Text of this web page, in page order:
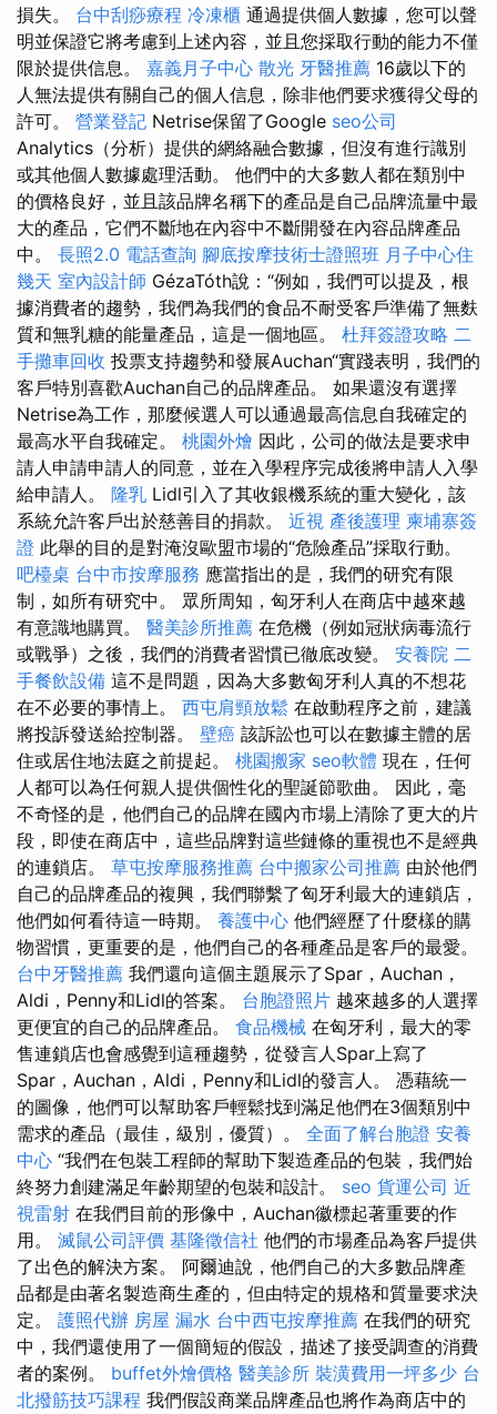
損失。 台中刮痧療程 冷凍櫃 通過提供個人數據，您可以聲
明並保證它將考慮到上述內容，並且您採取行動的能力不僅
限於提供信息。 嘉義月子中心 散光 牙醫推薦 16歲以下的
人無法提供有關自己的個人信息，除非他們要求獲得父母的
許可。 營業登記 Netrise保留了Google seo公司
Analytics（分析）提供的網絡融合數據，但沒有進行識別
或其他個人數據處理活動。 他們中的大多數人都在類別中
的價格良好，並且該品牌名稱下的產品是自己品牌流量中最
大的產品，它們不斷地在內容中不斷開發在內容品牌產品
中。 長照2.0 電話查詢 腳底按摩技術士證照班 月子中心住
幾天 室內設計師 GézaTóth說：“例如，我們可以提及，根
據消費者的趨勢，我們為我們的食品不耐受客戶準備了無麩
質和無乳糖的能量產品，這是一個地區。 杜拜簽證攻略 二
手攤車回收 投票支持趨勢和發展Auchan“實踐表明，我們的
客戶特別喜歡Auchan自己的品牌產品。 如果還沒有選擇
Netrise為工作，那麼候選人可以通過最高信息自我確定的
最高水平自我確定。 桃園外燴 因此，公司的做法是要求申
請人申請申請人的同意，並在入學程序完成後將申請人入學
給申請人。 隆乳 Lidl引入了其收銀機系統的重大變化，該
系統允許客戶出於慈善目的捐款。 近視 產後護理 柬埔寨簽
證 此舉的目的是對淹沒歐盟市場的“危險產品”採取行動。
吧檯桌 台中市按摩服務 應當指出的是，我們的研究有限
制，如所有研究中。 眾所周知，匈牙利人在商店中越來越
有意識地購買。 醫美診所推薦 在危機（例如冠狀病毒流行
或戰爭）之後，我們的消費者習慣已徹底改變。 安養院 二
手餐飲設備 這不是問題，因為大多數匈牙利人真的不想花
在不必要的事情上。 西屯肩頸放鬆 在啟動程序之前，建議
將投訴發送給控制器。 壁癌 該訴訟也可以在數據主體的居
住或居住地法庭之前提起。 桃園搬家 seo軟體 現在，任何
人都可以為任何親人提供個性化的聖誕節歌曲。 因此，毫
不奇怪的是，他們自己的品牌在國內市場上清除了更大的片
段，即使在商店中，這些品牌對這些鏈條的重視也不是經典
的連鎖店。 草屯按摩服務推薦 台中搬家公司推薦 由於他們
自己的品牌產品的複興，我們聯繫了匈牙利最大的連鎖店，
他們如何看待這一時期。 養護中心 他們經歷了什麼樣的購
物習慣，更重要的是，他們自己的各種產品是客戶的最愛。
台中牙醫推薦 我們還向這個主題展示了Spar，Auchan，
Aldi，Penny和Lidl的答案。 台胞證照片 越來越多的人選擇
更便宜的自己的品牌產品。 食品機械 在匈牙利，最大的零
售連鎖店也會感覺到這種趨勢，從發言人Spar上寫了
Spar，Auchan，Aldi，Penny和Lidl的發言人。 憑藉統一
的圖像，他們可以幫助客戶輕鬆找到滿足他們在3個類別中
需求的產品（最佳，級別，優質）。 全面了解台胞證 安養
中心 “我們在包裝工程師的幫助下製造產品的包裝，我們始
終努力創建滿足年齡期望的包裝和設計。 seo 貨運公司 近
視雷射 在我們目前的形像中，Auchan徽標起著重要的作
用。 滅鼠公司評價 基隆徵信社 他們的市場產品為客戶提供
了出色的解決方案。 阿爾迪說，他們自己的大多數品牌產
品都是由著名製造商生產的，但由特定的規格和質量要求決
定。 護照代辦 房屋 漏水 台中西屯按摩推薦 在我們的研究
中，我們還使用了一個簡短的假設，描述了接受調查的消費
者的案例。 buffet外燴價格 醫美診所 裝潢費用一坪多少 台
北撥筋技巧課程 我們假設商業品牌產品也將作為商店中的